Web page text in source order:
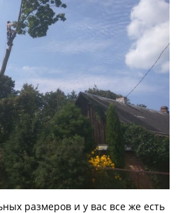
размеров и у вас все же есть